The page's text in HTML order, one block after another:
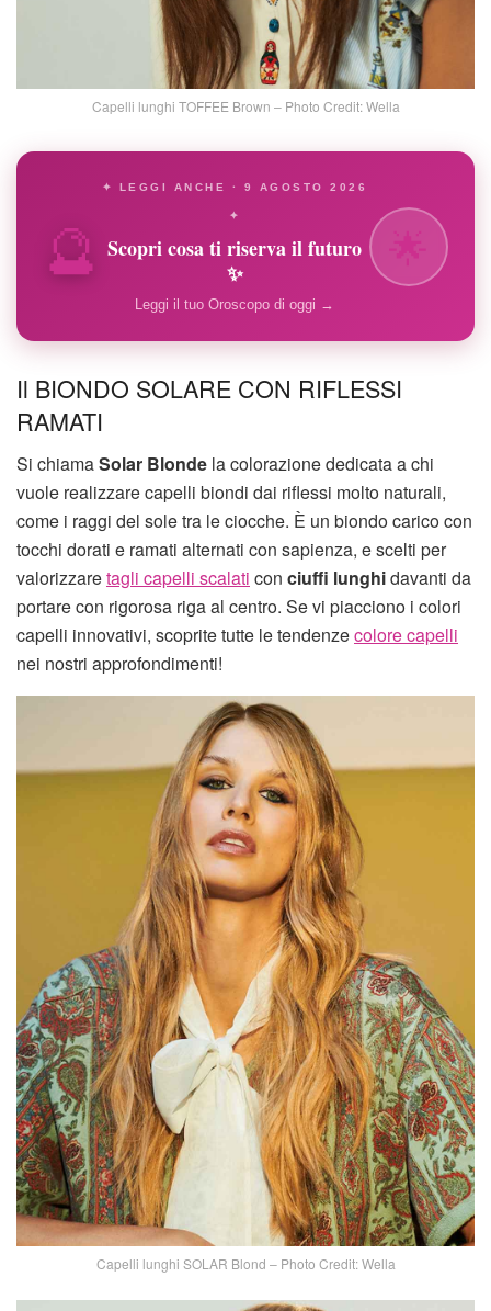
Capelli lunghi TOFFEE Brown – Photo Credit: Wella
🔮
✦ LEGGI ANCHE · 9 AGOSTO 2026
✦
Scopri cosa ti riserva il futuro
✨
Leggi il tuo Oroscopo di oggi →
Il BIONDO SOLARE CON RIFLESSI
RAMATI
Si chiamaSolar Blonde la colorazione dedicata a chi
vuole realizzare capelli biondi dai riflessi molto naturali,
come i raggi del sole tra le ciocche. È un biondo carico con
tocchi dorati e ramati alternati con sapienza, e scelti per
valorizzaretagli capelli scalati con ciuffi lunghidavanti da
portare con rigorosa riga al centro. Se vi piacciono i colori
capelli innovativi, scoprite tutte le tendenzecolore capelli
nei nostri approfondimenti!
Capelli lunghi SOLAR Blond – Photo Credit: Wella